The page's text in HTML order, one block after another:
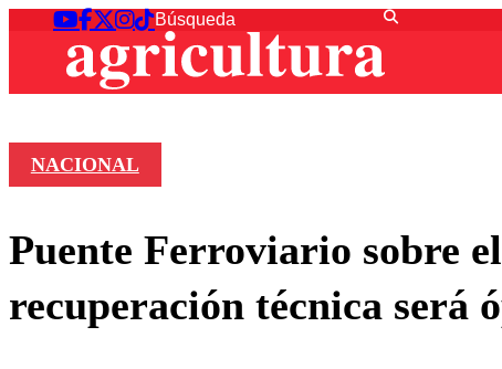
NACIONAL
Puente Ferroviario sobre
recuperación técnica será